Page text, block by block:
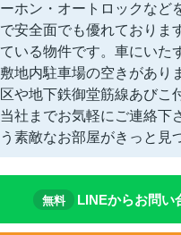
ーホン・オートロックなど
で安全面でも優れておりま
ている物件です。車にいた
敷地内駐車場の空きがあり
区や地下鉄御堂筋線あびこ
当社までお気軽にご連絡下
う素敵なお部屋がきっと見
無料 LINEからお問い